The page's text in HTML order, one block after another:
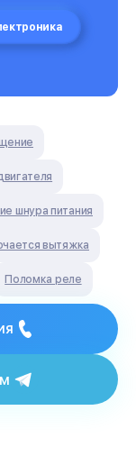
шнура питания
вытяжка
Поломка реле